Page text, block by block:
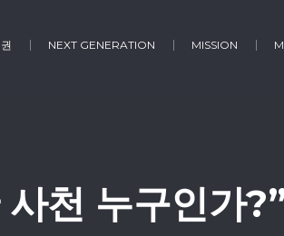
NEXT GENERATION MISSION
천 누구인가